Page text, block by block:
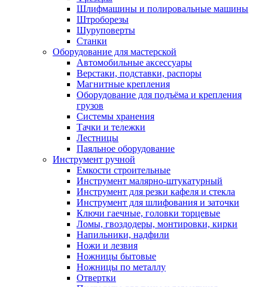
Шлифмашины и полировальные машины
Штроборезы
Шуруповерты
Станки
Оборудование для мастерской
Автомобильные аксессуары
Верстаки, подставки, распоры
Магнитные крепления
Оборудование для подъёма и крепления
грузов
Системы хранения
Тачки и тележки
Лестницы
Паяльное оборудование
Инструмент ручной
Емкости строительные
Инструмент малярно-штукатурный
Инструмент для резки кафеля и стекла
Инструмент для шлифования и заточки
Ключи гаечные, головки торцевые
Ломы, гвоздодеры, монтировки, кирки
Напильники, надфили
Ножи и лезвия
Ножницы бытовые
Ножницы по металлу
Отвертки